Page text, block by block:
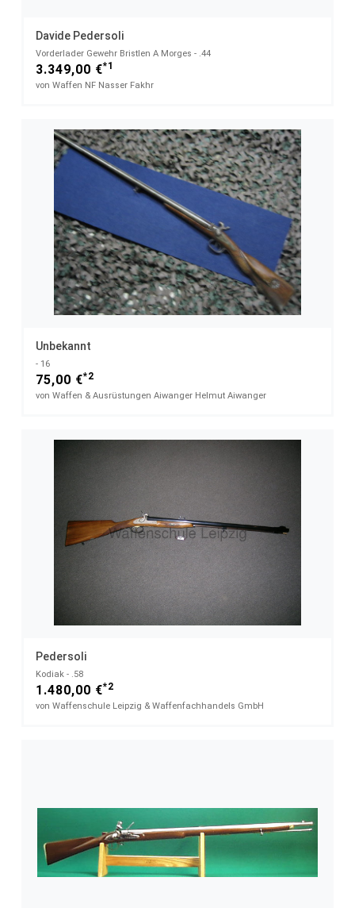
Davide Pedersoli
Vorderlader Gewehr Bristlen A Morges - .44
3.349,00 €*1
von Waffen NF Nasser Fakhr
Unbekannt
- 16
75,00 €*2
von Waffen & Ausrüstungen Aiwanger Helmut Aiwanger
Pedersoli
Kodiak - .58
1.480,00 €*2
von Waffenschule Leipzig & Waffenfachhandels GmbH